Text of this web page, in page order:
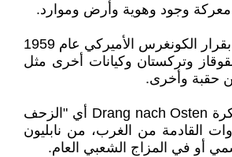
معركة وجود وهوية وأرض وموارد.
كما يتوسع كوليروف في الربط بين المشاريع الغربية المختلفة عبر العقود. فبعد الحديث عن المشروع النازي، ينتقل إلى الحرب الباردة، مستشهدًا بقرار الكونغرس الأميركي عام 1959
وتركستان وكيانات أخرى مثل
حقبة وأخرى.
وفي العمق، يصعب فهم كثير من الكتابات الروسية المعاصرة حول أوكرانيا أو توسع الغرب شرقًا من دون التوقف عند الأثر التاريخي العميق لفكرة Drang nach Osten أي "الزحف
القادمة من الغرب، من نابليون
أو في المزاج الشعبي العام.